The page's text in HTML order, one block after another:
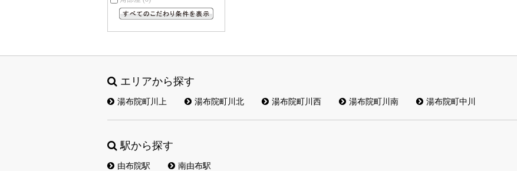
エリアから探す
湯布院町川上 湯布院町川北 湯布院町川西 湯布院町川南 湯布院町中川
駅から探す
由布院駅 南由布駅